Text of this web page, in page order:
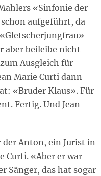
«Sinfonie der
aufgeführt, da
aber beileibe nicht
Ausgleich für
Marie Curti dann
«Bruder Klaus». Für
Fertig. Und Jean
der Anton, ein Jurist in
Curti. «Aber er war
Sänger, das hat sogar